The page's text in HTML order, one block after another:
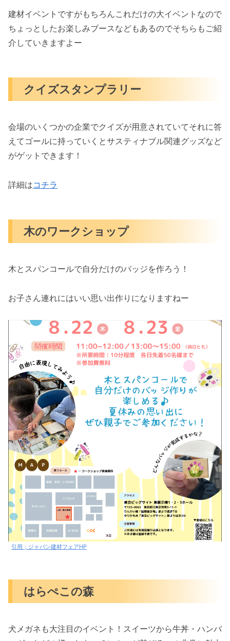
建材イベントですがもちろんこれだけの大イベントなので
ちょっとしたお楽しみブースなどもあるのでそちらもご紹
介していきますよー
クイズスタンプラリー
会場のいくつかの企業でクイズが用意されていてそれに答
えてゴールに持っていくとサスティナブル関連グッズなど
がゲットできます！
詳細はコチラ
木のワークショップ
木とスパンコールで自分だけのバッジを作ろう！
お子さん連れにはいい思い出作りになりますねー
引用；ジャパン建材フェアHP
はらぺこの森
犬メガネも大注目のイベント！スイーツから牛丼・ハンバ